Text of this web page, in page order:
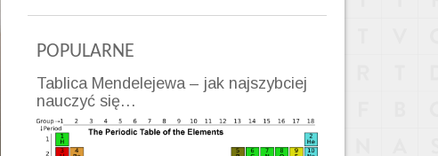
POPULARNE
Tablica Mendelejewa – jak najszybciej
nauczyć się…